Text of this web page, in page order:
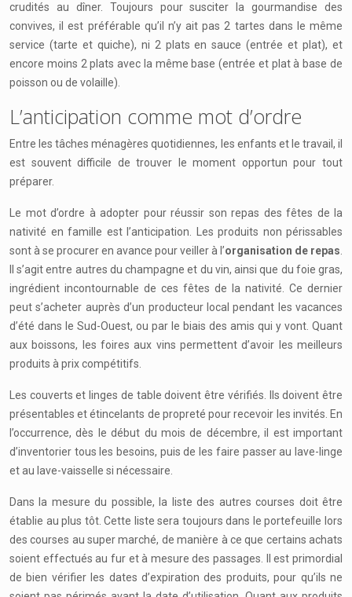
crudités au dîner. Toujours pour susciter la gourmandise des
convives, il est préférable qu’il n’y ait pas 2 tartes dans le même
service (tarte et quiche), ni 2 plats en sauce (entrée et plat), et
encore moins 2 plats avec la même base (entrée et plat à base de
poisson ou de volaille).
L’anticipation comme mot d’ordre
Entre les tâches ménagères quotidiennes, les enfants et le travail, il
est souvent difficile de trouver le moment opportun pour tout
préparer.
Le mot d’ordre à adopter pour réussir son repas des fêtes de la
nativité en famille est l’anticipation. Les produits non périssables
sont à se procurer en avance pour veiller à l’organisation de repas
Il s’agit entre autres du champagne et du vin, ainsi que du foie gras,
ingrédient incontournable de ces fêtes de la nativité. Ce dernier
peut s’acheter auprès d’un producteur local pendant les vacances
d’été dans le Sud-Ouest, ou par le biais des amis qui y vont. Quant
aux boissons, les foires aux vins permettent d’avoir les meilleurs
produits à prix compétitifs.
Les couverts et linges de table doivent être vérifiés. Ils doivent être
présentables et étincelants de propreté pour recevoir les invités. En
l’occurrence, dès le début du mois de décembre, il est important
d’inventorier tous les besoins, puis de les faire passer au lave-linge
et au lave-vaisselle si nécessaire.
Dans la mesure du possible, la liste des autres courses doit être
établie au plus tôt. Cette liste sera toujours dans le portefeuille lors
des courses au super marché, de manière à ce que certains achats
soient effectués au fur et à mesure des passages. Il est primordial
de bien vérifier les dates d’expiration des produits, pour qu’ils ne